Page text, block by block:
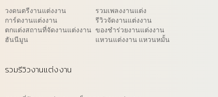
วงดนตรีงานแต่งงาน
การ์ดงานแต่งงาน
ตกแต่งสถานที่จัดงานแต่งงาน
ฮันนีมูน
รวมเพลงงานแต่ง
รีวิวจัดงานแต่งงาน
ของชำร่วยงานแต่งงาน
แหวนแต่งงาน แหวนหมั้น
รวมรีวิวงานแต่งงาน